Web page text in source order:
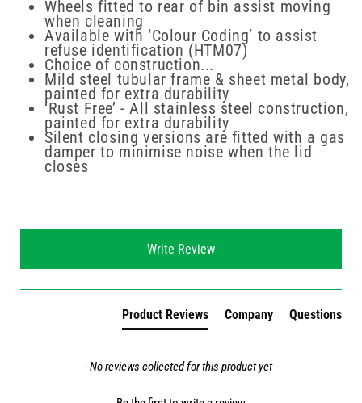
Wheels fitted to rear of bin assist moving
when cleaning
Available with ‘Colour Coding’ to assist
refuse identification (HTM07)
Choice of construction...
Mild steel tubular frame & sheet metal body,
painted for extra durability
‘Rust Free’ - All stainless steel construction,
painted for extra durability
Silent closing versions are fitted with a gas
damper to minimise noise when the lid
closes
Write Review
Product Reviews Company Questions
- No reviews collected for this product yet -